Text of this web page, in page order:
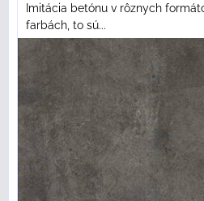
Imitácia betónu v rôznych
farbách, to sú...